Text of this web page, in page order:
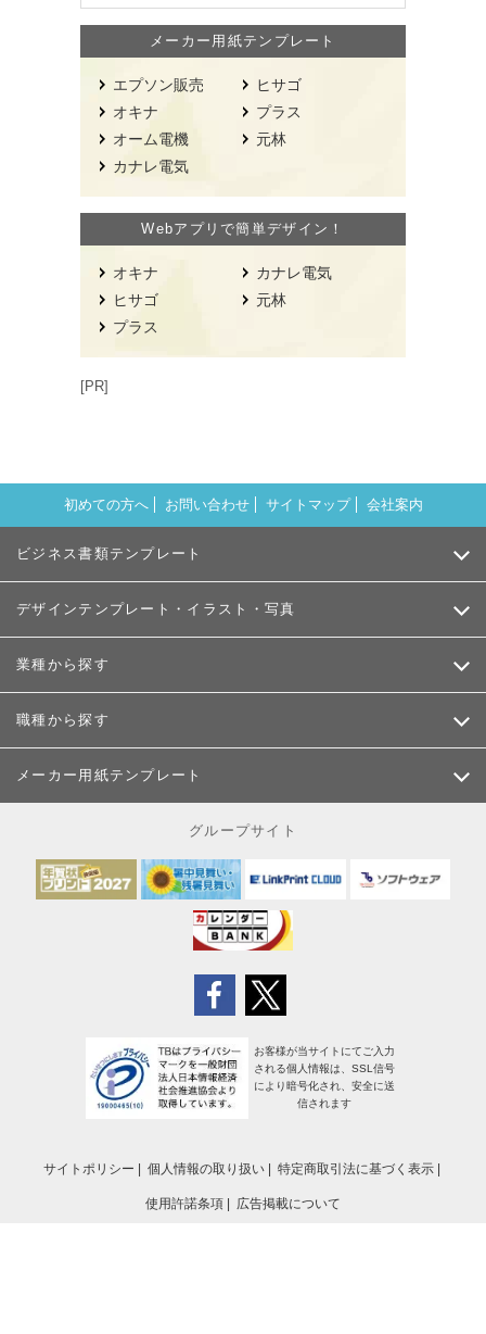
メーカー用紙テンプレート
エプソン販売
オキナ
オーム電機
カナレ電気
ヒサゴ
プラス
元林
Webアプリで簡単デザイン！
オキナ
ヒサゴ
プラス
カナレ電気
元林
[PR]
初めての方へ お問い合わせ サイトマップ 会社案内
ビジネス書類テンプレート
デザインテンプレート・イラスト・写真
業種から探す
職種から探す
メーカー用紙テンプレート
グループサイト
お客様が当サイトにてご入力
される個人情報は、SSL信号
により暗号化され、安全に送
信されます
サイトポリシー 個人情報の取り扱い 特定商取引法に基づく表示
使用許諾条項 広告掲載について